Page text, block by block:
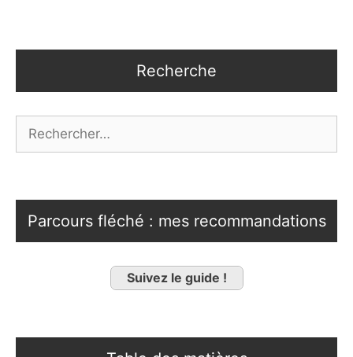
Recherche
Parcours fléché : mes recommandations
Suivez le guide !